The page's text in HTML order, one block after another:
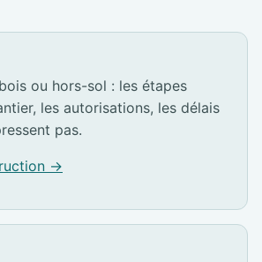
ou hors-sol : les étapes
les autorisations, les délais
pas.
→